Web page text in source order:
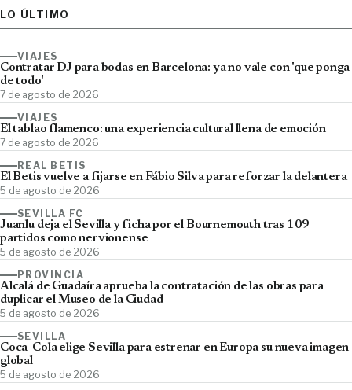
LO ÚLTIMO
VIAJES
Contratar DJ para bodas en Barcelona: ya no vale con 'que ponga
de todo'
7 de agosto de 2026
VIAJES
El tablao flamenco: una experiencia cultural llena de emoción
7 de agosto de 2026
REAL BETIS
El Betis vuelve a fijarse en Fábio Silva para reforzar la delantera
5 de agosto de 2026
SEVILLA FC
Juanlu deja el Sevilla y ficha por el Bournemouth tras 109
partidos como nervionense
5 de agosto de 2026
PROVINCIA
Alcalá de Guadaíra aprueba la contratación de las obras para
duplicar el Museo de la Ciudad
5 de agosto de 2026
SEVILLA
Coca-Cola elige Sevilla para estrenar en Europa su nueva imagen
global
5 de agosto de 2026